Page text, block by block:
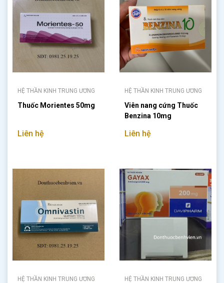
HỆ THẦN KINH TRUNG ƯƠNG
Thuốc Morientes 50mg
Liên hệ
HỆ THẦN KINH TRUNG ƯƠNG
Viên nang cứng Thuốc
Benzina 10mg
Liên hệ
HỆ THẦN KINH TRUNG ƯƠNG HỆ THẦN KINH TRUNG ƯƠNG